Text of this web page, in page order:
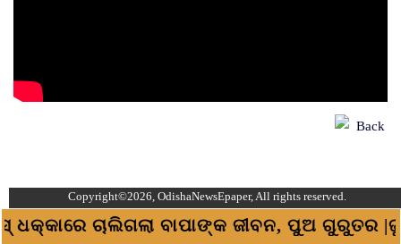
Back
ଚାଲିଗଲା ବାପାଙ୍କ ଜୀବନ, ପୁଅ
Copyright©2026, OdishaNewsEpaper, All rights reserved.